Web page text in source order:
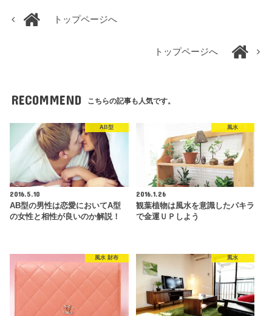
トップページへ
トップページへ
RECOMMEND こちらの記事も人気です。
AB型
2016.5.10
AB型の男性は恋愛においてA型
の女性と相性が良いのか解説！
風水
2016.1.26
観葉植物は風水を意識したパキラ
で金運ＵＰしよう
風水 財布 風水